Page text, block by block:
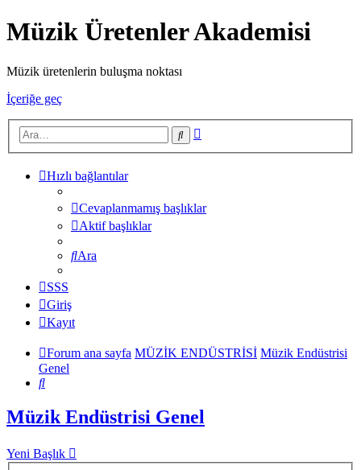
Müzik Üretenler Akademisi
Müzik üretenlerin buluşma noktası
İçeriğe geç
Ara
Hızlı bağlantılar
Cevaplanmamış başlıklar
Aktif başlıklar
Ara
SSS
Giriş
Kayıt
Forum ana sayfa MÜZİK ENDÜSTRİSİ Müzik Endüstrisi
Genel
Ara
Müzik Endüstrisi Genel
Yeni Başlık